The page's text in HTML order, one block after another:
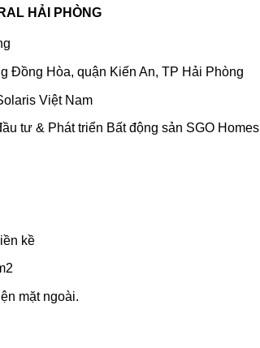
HẢI PHÒNG
Đồng Hòa, quận Kiến An, TP Hải Phòng
Việt Nam
tư & Phát triển Bất động sản SGO Homes
kề
mặt ngoài.